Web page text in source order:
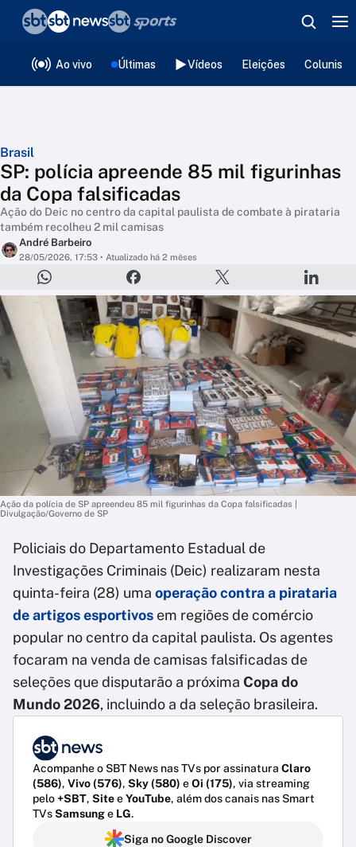
Ao vivo Últimas Vídeos Eleições
Brasil
SP: polícia apreende 85 mil figurinhas
da Copa falsificadas
Ação do Deic no centro da capital paulista de combate à pirataria
também recolheu 2 mil camisas
André Barbeiro
28/05/2026, 17:53 • Atualizado há 2 mêses
Ação da polícia de SP apreendeu 85 mil figurinhas da Copa falsificadas |
Divulgação/Governo de SP
Policiais do Departamento Estadual de
Investigações Criminais (Deic) realizaram nesta
quinta-feira (28) uma operação contra a pirataria
de artigos esportivos em regiões de comércio
popular no centro da capital paulista. Os agentes
focaram na venda de camisas falsificadas de
seleções que disputarão a próxima Copa do
Mundo 2026, incluindo a da seleção brasileira.
Acompanhe o SBT News nas TVs por assinatura Claro
(586), Vivo (576), Sky (580) eOi (175), via streaming
pelo+SBT, SiteeYouTube, além dos canais nas Smart
TVsSamsunge LG.
Siga no Google Discover
❮voltar
Editorias